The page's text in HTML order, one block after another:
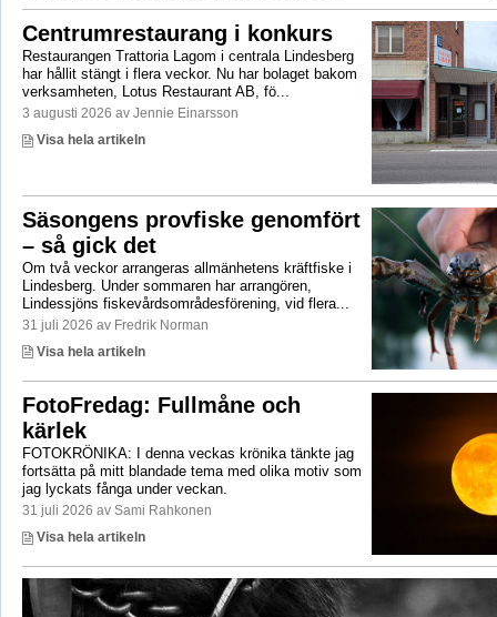
Centrumrestaurang i konkurs
Restaurangen Trattoria Lagom i centrala Lindesberg
har hållit stängt i flera veckor. Nu har bolaget bakom
verksamheten, Lotus Restaurant AB, fö...
3 augusti 2026 av Jennie Einarsson
Visa hela artikeln
Säsongens provfiske genomfört
– så gick det
Om två veckor arrangeras allmänhetens kräftfiske i
Lindesberg. Under sommaren har arrangören,
Lindessjöns fiskevårdsområdesförening, vid flera...
31 juli 2026 av Fredrik Norman
Visa hela artikeln
FotoFredag: Fullmåne och
kärlek
FOTOKRÖNIKA: I denna veckas krönika tänkte jag
fortsätta på mitt blandade tema med olika motiv som
jag lyckats fånga under veckan.
31 juli 2026 av Sami Rahkonen
Visa hela artikeln